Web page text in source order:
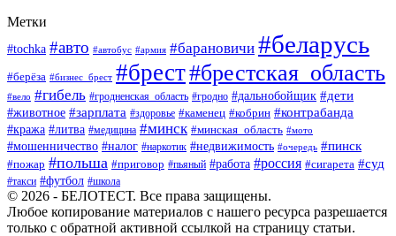
Метки
#tochka #авто #автобус #армия #барановичи #беларусь
#берёза #бизнес_брест #брест#брестская_область
#вело #гибель #гродненская_область #гродно #дальнобойщик #дети
#животное #зарплата #здоровье #каменец #кобрин #контрабанда
#кража #литва #медицина #минск #минская_область #мото
#мошенничество #налог #наркотик #недвижимость #очередь #пинск
#пожар #польша #приговор #пьяный #работа #россия #сигарета #суд
#такси #футбол #школа
© 2026 - БЕЛОТЕСТ. Все права защищены.
Любое копирование материалов с нашего ресурса разрешается
только с обратной активной ссылкой на страницу статьи.